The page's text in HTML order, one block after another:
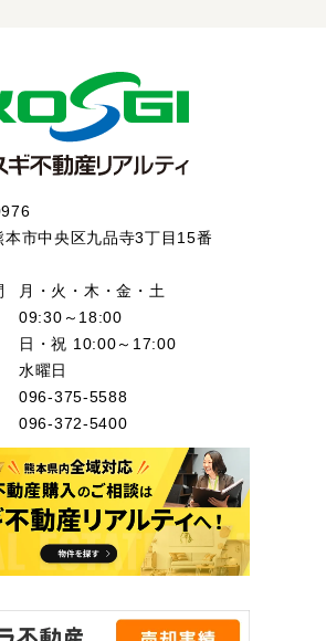
本市中央区九品寺3丁目15番
月・火・木・金・土
09:30～18:00
日・祝 10:00～17:00
水曜日
096-375-5588
096-372-5400